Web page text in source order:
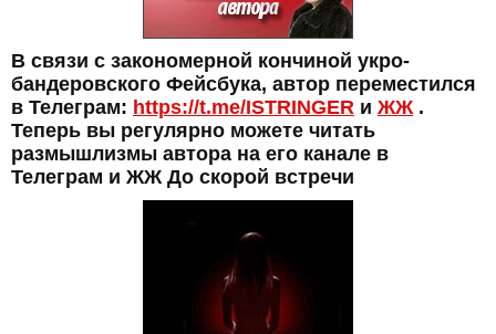
В связи с закономерной кончиной укро-
бандеровского Фейсбука, автор переместился
в Телеграм: https://t.me/ISTRINGER и ЖЖ.
Теперь вы регулярно можете читать
размышлизмы автора на его канале в
Телеграм и ЖЖ До скорой встречи